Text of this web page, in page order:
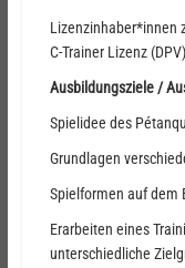
Lizenzinhaber*innen
C-Trainer Lizenz
Ausbildungsziele /
Spielidee des
Grundlagen
Spielformen auf dem
Erarbeiten eines
unterschiedliche